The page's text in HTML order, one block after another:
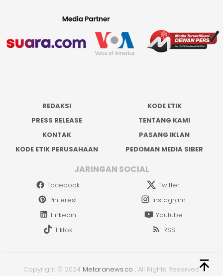
REDAKSI
KODE ETIK
PRESS RELEASE
TENTANG KAMI
KONTAK
PASANG IKLAN
KODE ETIK PERUSAHAAN
PEDOMAN MEDIA SIBER
JARINGAN SOCIAL
Facebook
Twitter
Pinterest
Instagram
Linkedin
Youtube
Tiktok
RSS
Copyright © 2024 Metaranews.co . All Rights Reserved